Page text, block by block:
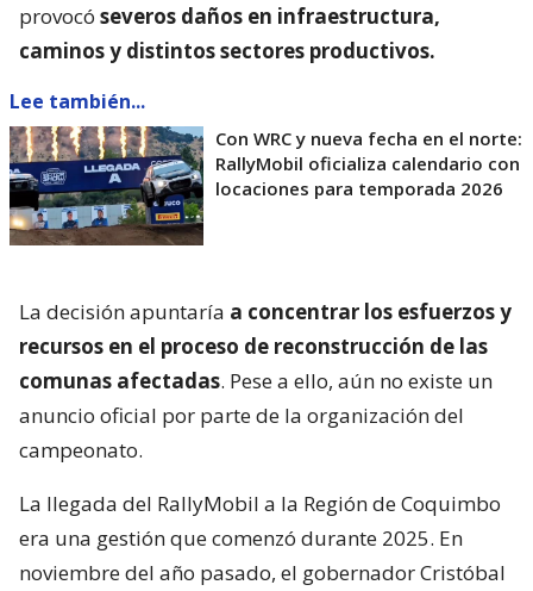
provocó severos daños en infraestructura,
caminos y distintos sectores productivos.
Lee también...
Con WRC y nueva fecha en el norte:
RallyMobil oficializa calendario con
locaciones para temporada 2026
La decisión apuntaría a concentrar los esfuerzos y
recursos en el proceso de reconstrucción de las
comunas afectadas. Pese a ello, aún no existe un
anuncio oficial por parte de la organización del
campeonato.
La llegada del RallyMobil a la Región de Coquimbo
era una gestión que comenzó durante 2025. En
noviembre del año pasado, el gobernador Cristóbal